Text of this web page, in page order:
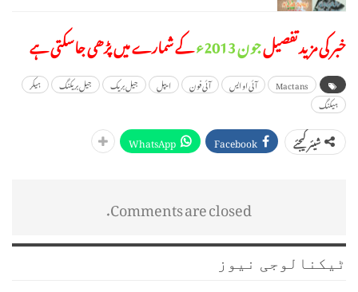
خبر کی مزید تفصیلجون 2013ء کے شمارے میں پڑھی جاسکتی ہے
Mactans آئی او ایس آئی فون ایپل جیل بریک جیل بریکنگ
ہیکر
ہیکنگ
شیئر کیجئے Facebook
WhatsApp
Comments are closed.
ٹیکنالوجی نیوز